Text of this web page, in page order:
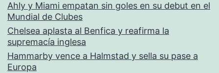
Ahly y Miami empatan sin goles en su debut en el
Mundial de Clubes
Chelsea aplasta al Benfica y reafirma la
supremacía inglesa
Hammarby vence a Halmstad y sella su pase a
Europa